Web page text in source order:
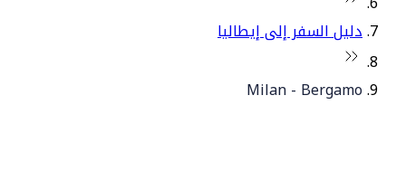
دليل السفر إلى إيطاليا
Milan - Bergamo